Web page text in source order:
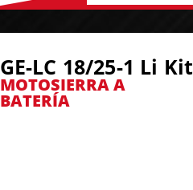
GE-LC 18/25-1 Li Kit
MOTOSIERRA A
BATERÍA